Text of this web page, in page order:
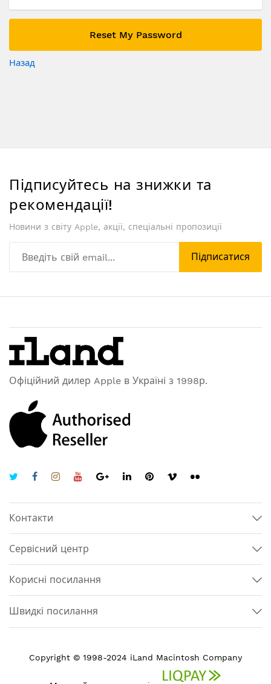
Reset My Password
Назад
Підписуйтесь на знижки та
рекомендації!
Новини з світу Apple, акції, спеціальні пропозиції
Підписатися
Офіційний дилер Apple в Україні з 1998р.
Контакти
Сервісний центр
Корисні посилання
Швидкі посилання
Copyright © 1998-2024 iLand Macintosh Company